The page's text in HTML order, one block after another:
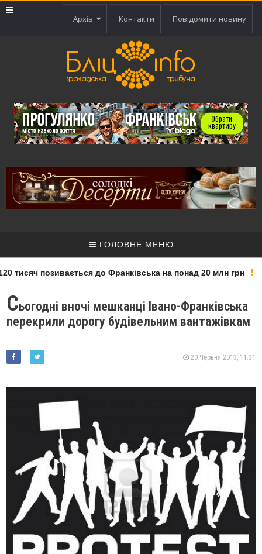
Архів Контакти Повідомити новину
ГОЛОВНЕ МЕНЮ
тисяч позивається до Франківська на понад 20 млн грн
Сьогодні вночі мешканці Івано-Франківська
перекрили дорогу будівельним вантажівкам
20 Червня 2013, 11:31